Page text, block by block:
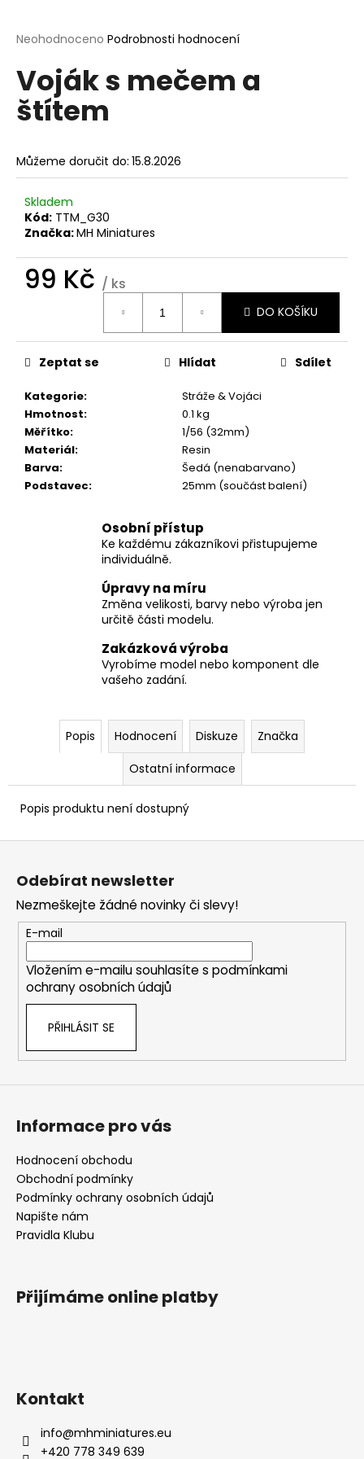
Průměrné
produktu
je
0,0
z
Neohodnoceno Podrobnosti hodnocení
Voják s mečem a
štítem
Můžeme doručit do: 15.8.2026
Skladem
Kód: TTM_G30
Značka:MH Miniatures
99 Kč / ks
DO KOŠÍKU
Kategorie:
Stráže & Vojáci
Hmotnost:
0.1 kg
Měřítko:
1/56 (32mm)
Materiál:
Resin
Barva:
Šedá (nenabarvano)
Podstavec: 25mm (součást balení)
Zeptat se Hlídat Sdílet
Osobní přístup
Ke každému zákazníkovi přistupujeme
individuálně.
Úpravy na míru
Změna velikosti, barvy nebo výroba jen
určitě části modelu.
Zakázková výroba
Vyrobíme model nebo komponent dle
vašeho zadání.
Popis Hodnocení Diskuze
Značka
Ostatní informace
Popis produktu není dostupný
j
t
?
D
o
u
č
e
m
e
Z
Odebírat newsletter
Nezmeškejte žádné novinky či slevy!
E-mail
Vložením e-mailu souhlasíte s podmínkami
ochrany osobních údajů
PŘIHLÁSIT SE
Informace pro vás
Hodnocení obchodu
Obchodní podmínky
Podmínky ochrany osobních údajů
Napište nám
Pravidla Klubu
Přijímáme online platby
Kontakt
info@mhminiatures.eu
+420 778 349 639